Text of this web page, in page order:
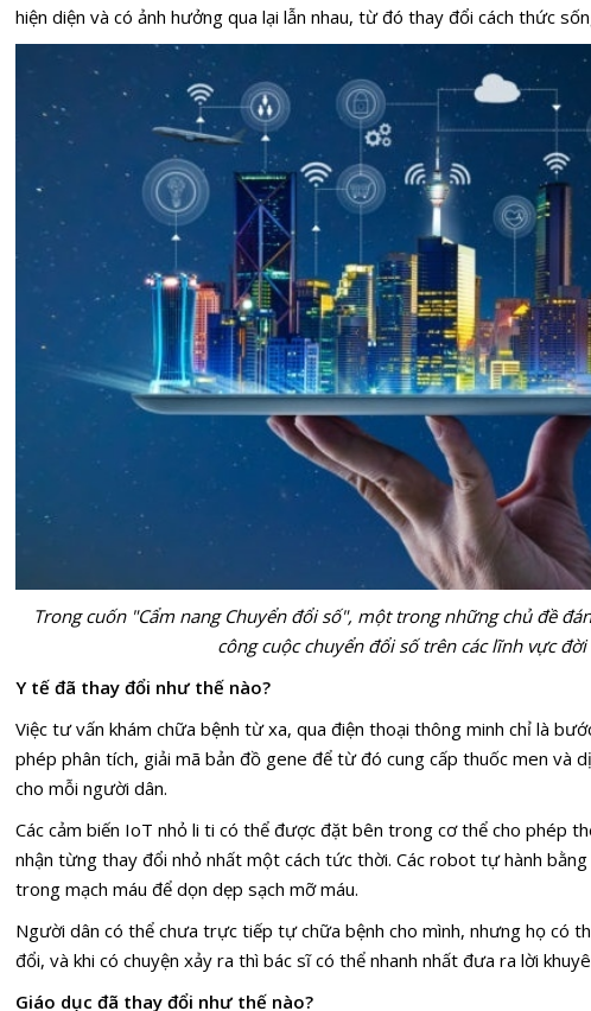
hiện diện và có ảnh hưởng qua lại lẫn nhau, từ đó thay đổi cách thức
Trong cuốn "Cẩm nang Chuyển đổi số", một trong những chủ đề
công cuộc chuyển đổi số trên các lĩnh vực đời
Y tế đã thay đổi như thế nào?
Việc tư vấn khám chữa bệnh từ xa, qua điện thoại thông minh chỉ là
phép phân tích, giải mã bản đồ gene để từ đó cung cấp thuốc men và
cho mỗi người dân.
Các cảm biến IoT nhỏ li ti có thể được đặt bên trong cơ thể cho phép
nhận từng thay đổi nhỏ nhất một cách tức thời. Các robot tự hành bằng
trong mạch máu để dọn dẹp sạch mỡ máu.
Người dân có thể chưa trực tiếp tự chữa bệnh cho mình, nhưng họ có
đổi, và khi có chuyện xảy ra thì bác sĩ có thể nhanh nhất đưa ra lời
Giáo dục đã thay đổi như thế nào?